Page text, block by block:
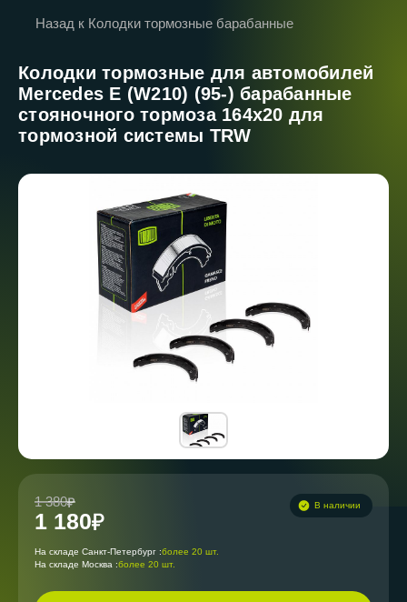
Назад к Колодки тормозные барабанные
Колодки тормозные для автомобилей
Mercedes E (W210) (95-) барабанные
стояночного тормоза 164x20 для
тормозной системы TRW
1 380
1 180
В наличии
На складе Санкт-Петербург :более 20 шт.
На складе Москва :более 20 шт.